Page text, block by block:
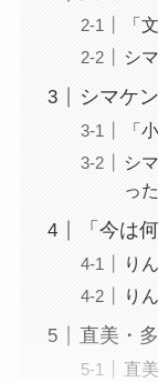
「
シ
シマケ
「
シ
った
「今は
り
り
直美・
直